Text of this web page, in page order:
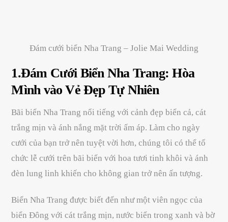
Đám cưới biển Nha Trang – Jolie Mai Wedding
1.Đám Cưới Biển Nha Trang: Hòa
Mình vào Vẻ Đẹp Tự Nhiên
Bãi biển Nha Trang nổi tiếng với cảnh đẹp biển cả, cát
trắng mịn và ánh nắng mặt trời ấm áp. Làm cho ngày
cưới của bạn trở nên tuyệt vời hơn, chúng tôi có thể tổ
chức lễ cưới trên bãi biển với hoa tươi tinh khôi và ánh
đèn lung linh khiến cho không gian trở nên ấn tượng.
Biển Nha Trang được biết đến như một viên ngọc của
biển Đông với cát trắng mịn, nước biển trong xanh và bờ